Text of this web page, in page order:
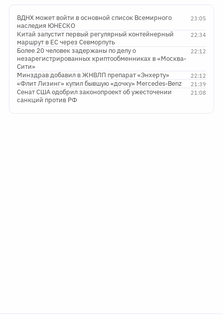
23:05
ВДНХ может войти в основной список Всемирного
наследия ЮНЕСКО
22:34
Китай запустит первый регулярный контейнерный
маршрут в ЕС через Севморпуть
22:12
Более 20 человек задержаны по делу о
незарегистрированных криптообменниках в «Москва-
Сити»
22:12
Минздрав добавил в ЖНВЛП препарат «Энхерту»
21:39
«Флит Лизинг» купил бывшую «дочку» Mercedes-Benz
21:08
Сенат США одобрил законопроект об ужесточении
санкций против РФ